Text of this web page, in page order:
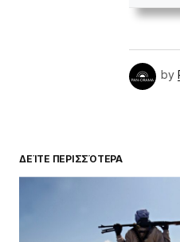
by
ΔΕΊΤΕ ΠΕΡΙΣΣΌΤΕΡΑ